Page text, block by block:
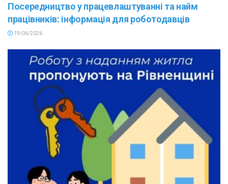
Посередництво у працевлаштуванні та найм
працівників: інформація для роботодавців
19/06/2026